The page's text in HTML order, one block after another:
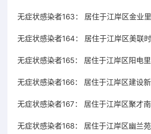
无症状感染者163： 居住于江岸区金业里
无症状感染者164： 居住于江岸区美联时
无症状感染者165： 居住于江岸区阳电里
无症状感染者166： 居住于江岸区建设新
无症状感染者167： 居住于江岸区聚才南
无症状感染者168： 居住于江岸区幽兰苑